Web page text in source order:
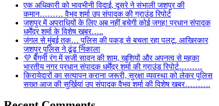
एक अधिकारी को भावभीनी विदाई, दूसरे ने संभाली जशपुर की
कमान……… वैभव शर्मा उप संपादक की ग्राउंड रिपोर्ट
जशपुर में अपराधियों के लिए अब नहीं बचेगी कोई जगह! प्रधान संपादक
धर्मेंद्र शर्मा के विशेष खबर…..
जंगल से मुंबई तक… पुलिस की पकड़ से बचता रहा पलटू, आखिरकार
जशपुर पुलिस ने ढूंढ निकाला
💜 बैंगनी रंग में सजी सावन की शाम, खुशियों और अपनत्व से महका
भारतीय नगर प्रधान संपादक धर्मेंद्र शर्मा की ग्राउंड रिपोर्ट………
किरायेदारों का सत्यापन कराना जरूरी, सुरक्षा व्यवस्था को लेकर पुलिस
सख्त आज की सुर्खियां उप संपादक वैभव शर्मा की विशेष खबर……….